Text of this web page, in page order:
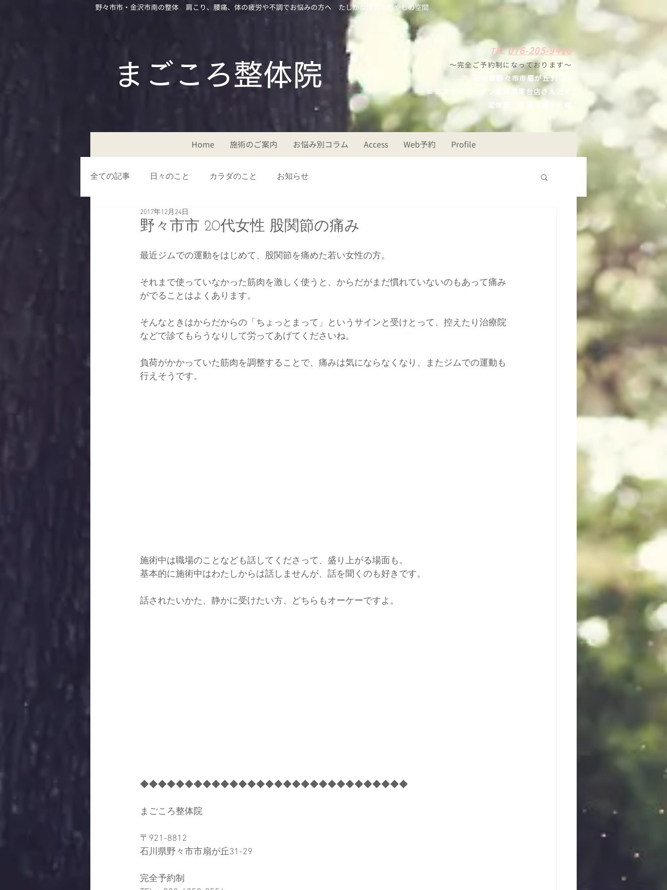
野々市市・金沢市南の整体 肩こり、腰痛、体の疲労や不調でお悩みの方へ たしかな技術と癒やしの空間
​​まごころ整体院
TEL 076-205-9418
〜完全ご予約制になっております 〜
石川県野々 市市扇が丘31-29
※ミスタードーナツ
金沢高尾台店さん近く
定休日
毎週月曜・火曜
Home 施術のご案内 お悩み別コラム Access Web予約 Profile
全ての記事 日々のこと カラダのこと お知らせ
野々市市 20代女性 股関節の痛み
2017年12月24日
最近ジムでの運動をはじめて、股関節を痛めた若い女性の方。
それまで使っていなかった筋肉を激しく使うと、からだがまだ慣れていないのもあって痛み
がでることはよくあります。
そんなときはからだからの「ちょっとまって」というサインと受けとって、控えたり治療院
などで診てもらうなりして労ってあげてくださいね。
負荷がかかっていた筋肉を調整することで、痛みは気にならなくなり、またジムでの運動も
行えそうです。
施術中は職場のことなども話してくださって、盛り上がる場面も。
基本的に施術中はわたしからは話しませんが、話を聞くのも好きです。
話されたいかた、静かに受けたい方、どちらもオーケーですよ。
◆◆◆◆◆◆◆◆◆◆◆◆◆◆◆◆◆◆◆◆◆◆◆◆◆◆◆◆◆◆
まごころ整体院
〒921-8812
石川県野々市市扇が丘31-29
完全予約制